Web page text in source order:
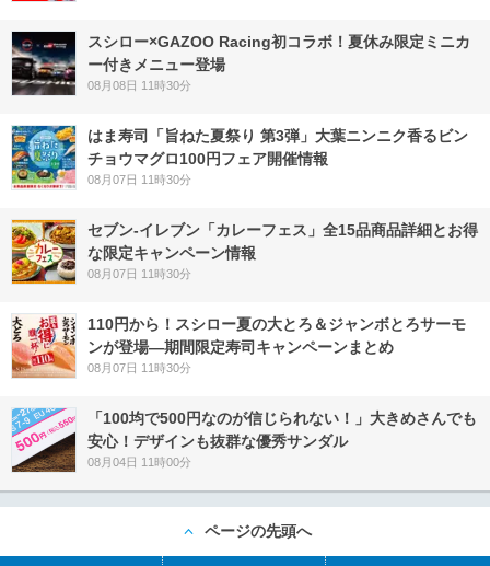
スシロー×GAZOO Racing初コラボ！夏休み限定ミニカ
ー付きメニュー登場
08月08日 11時30分
はま寿司「旨ねた夏祭り 第3弾」大葉ニンニク香るビン
チョウマグロ100円フェア開催情報
08月07日 11時30分
セブン‐イレブン「カレーフェス」全15品商品詳細とお得
な限定キャンペーン情報
08月07日 11時30分
110円から！スシロー夏の大とろ＆ジャンボとろサーモ
ンが登場―期間限定寿司キャンペーンまとめ
08月07日 11時30分
「100均で500円なのが信じられない！」大きめさんでも
安心！デザインも抜群な優秀サンダル
08月04日 11時00分
ページの先頭へ